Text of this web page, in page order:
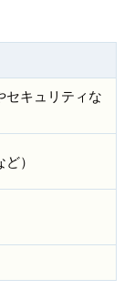
セキュリティな
）